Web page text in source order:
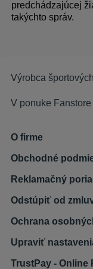
predchádzajúcej
takýchto správ.
Výrobca
V ponuke Fanstore
O firme
Obchodné
Reklamačný
Odstúpiť od
Ochrana
Upraviť
TrustPay - Online